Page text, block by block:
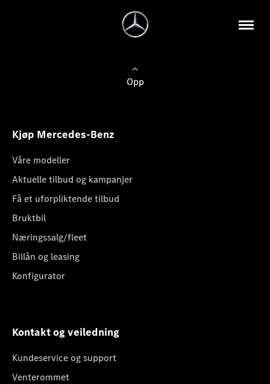
Opp
Kjøp Mercedes-Benz
Våre modeller
Aktuelle tilbud og kampanjer
Få et uforpliktende tilbud
Bruktbil
Næringssalg/fleet
Billån og leasing
Konfigurator
Kontakt og veiledning
Kundeservice og support
Venterommet